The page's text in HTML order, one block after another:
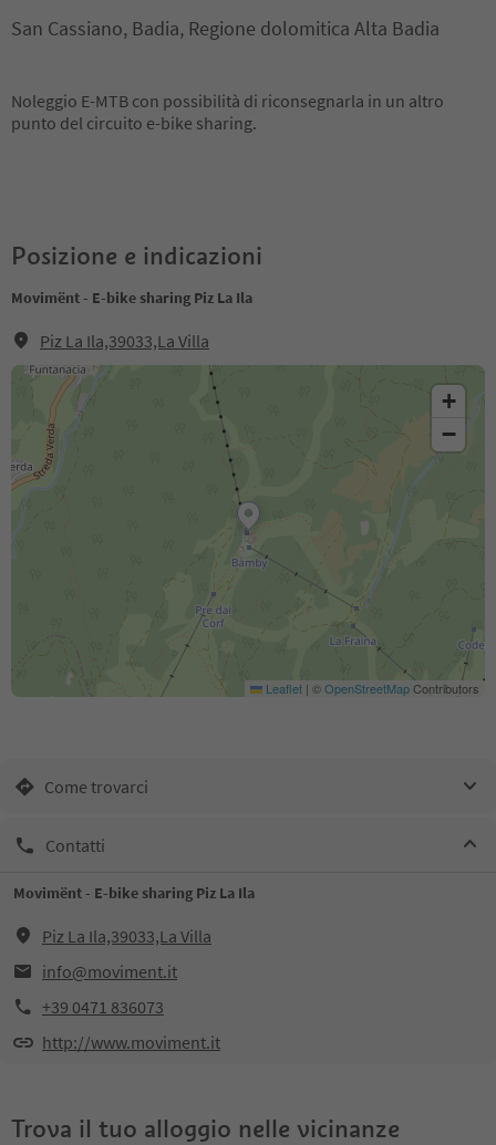
San Cassiano, Badia, Regione dolomitica Alta Badia
Noleggio E-MTB con possibilità di riconsegnarla in un altro
punto del circuito e-bike sharing.
Posizione e indicazioni
Movimënt - E-bike sharing Piz La Ila
Piz La Ila,39033,La Villa
+
−
Leaflet | ©OpenStreetMapContributors
Come trovarci
Contatti
Movimënt - E-bike sharing Piz La Ila
Piz La Ila,39033,La Villa
info@moviment.it
+39 0471 836073
http://www.moviment.it
Trova il tuo alloggio nelle vicinanze